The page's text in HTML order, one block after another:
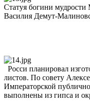
Статуя богини мудрости
Василия Демут-
Росси планировал
листов. По совету
Императорской
выполнены из гипса и